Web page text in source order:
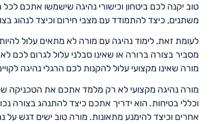
טוב יקנה לכם ביטחון וכישורי נהיגה שישמשו אתכם
משתנים, כיצד להתמודד עם מצבי חירום וכיצד לנהוג
לעומת זאת, לימוד נהיגה עם מורה לא מתאים עלול
מסביר בצורה ברורה או שאינו סבלני עלול לגרום לכם
מורה שאינו מקצועי עלול להקנות לכם הרגלי נהיגה
מורה נהיגה מקצועי לא רק מלמד אתכם את הטכניקה
וכללי בטיחות. הוא ידריך אתכם כיצד להתנהג בצורה
אחרים וכיצד להימנע מתאונות. מורה טוב ישים דגש